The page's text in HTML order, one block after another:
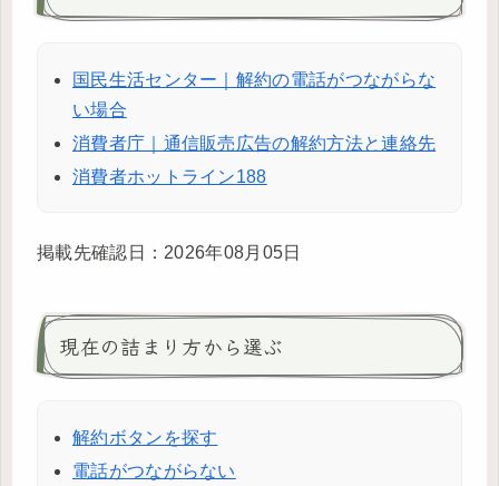
国民生活センター｜解約の電話がつながらな
い場合
消費者庁｜通信販売広告の解約方法と連絡先
消費者ホットライン188
掲載先確認日：2026年08月05日
現在の詰まり方から選ぶ
解約ボタンを探す
電話がつながらない